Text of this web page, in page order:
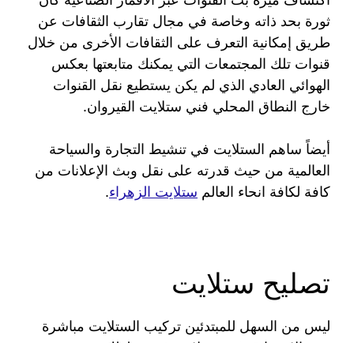
ثورة بحد ذاته وخاصة في مجال تقارب الثقافات عن
طريق إمكانية التعرف على الثقافات الأخرى من خلال
قنوات تلك المجتمعات التي يمكنك متابعتها بعكس
الهوائي العادي الذي لم يكن يستطيع نقل القنوات
خارج النطاق المحلي فني ستلايت القيروان.
أيضاً ساهم الستلايت في تنشيط التجارة والسياحة
العالمية من حيث قدرته على نقل وبث الإعلانات من
كافة لكافة انحاء العالم ستلايت الزهراء.
تصليح ستلايت
ليس من السهل للمبتدئين تركيب الستلايت مباشرة